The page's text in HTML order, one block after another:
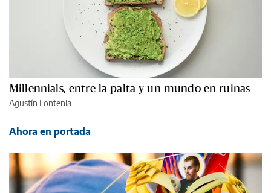
Millennials, entre la palta y un mundo en ruinas
Agustín Fontenla
Ahora en portada